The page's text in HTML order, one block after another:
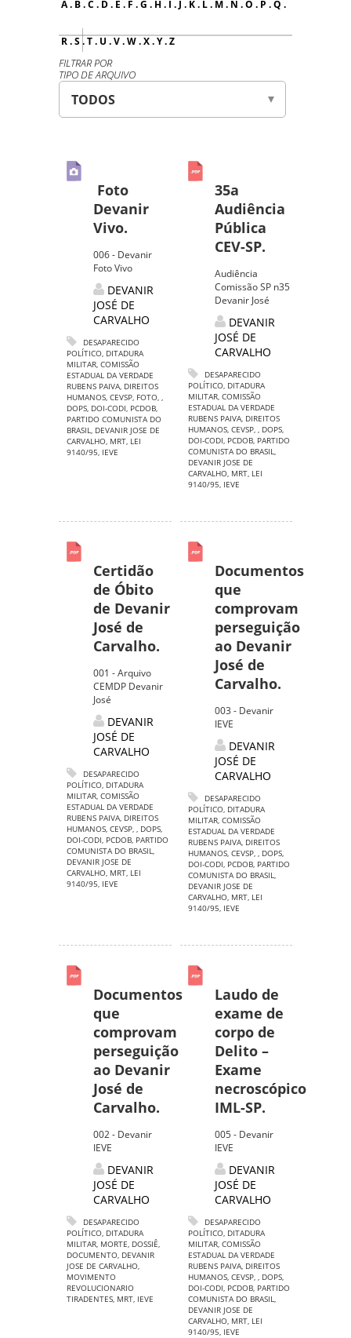
A. B.C . D. E . F .G . H. I . J . K. L. M. N .O . P .Q .
R.S .T. U .V.W.X.Y.Z
FILTRAR POR
TIPO DE ARQUIVO
Foto
Devanir
Vivo.
006 - Devanir
Foto Vivo
DEVANIR
JOSÉ DE
CARVALHO
DESAPARECIDO
POLÍTICO, DITADURA
MILITAR, COMISSÃO
ESTADUAL DA VERDADE
RUBENS PAIVA, DIREITOS
HUMANOS, CEVSP, FOTO, ,
DOPS, DOI-CODI, PCDOB,
PARTIDO COMUNISTA DO
BRASIL, DEVANIR JOSE DE
CARVALHO, MRT, LEI
9140/95, IEVE
35a
Audiência
Pública
CEV-SP.
Audiência
Comissão SP n35
Devanir José
DEVANIR
JOSÉ DE
CARVALHO
DESAPARECIDO
POLÍTICO, DITADURA
MILITAR, COMISSÃO
ESTADUAL DA VERDADE
RUBENS PAIVA, DIREITOS
HUMANOS, CEVSP, , DOPS,
DOI-CODI, PCDOB, PARTIDO
COMUNISTA DO BRASIL,
DEVANIR JOSE DE
CARVALHO, MRT, LEI
9140/95, IEVE
Certidão
de Óbito
de Devanir
José de
Carvalho.
001 - Arquivo
CEMDP Devanir
José
DEVANIR
JOSÉ DE
CARVALHO
DESAPARECIDO
POLÍTICO, DITADURA
MILITAR, COMISSÃO
ESTADUAL DA VERDADE
RUBENS PAIVA, DIREITOS
HUMANOS, CEVSP, , DOPS,
DOI-CODI, PCDOB, PARTIDO
COMUNISTA DO BRASIL,
DEVANIR JOSE DE
CARVALHO, MRT, LEI
9140/95, IEVE
Documentos
que
comprovam
perseguição
ao Devanir
José de
Carvalho.
003 - Devanir
IEVE
DEVANIR
JOSÉ DE
CARVALHO
DESAPARECIDO
POLÍTICO, DITADURA
MILITAR, COMISSÃO
ESTADUAL DA VERDADE
RUBENS PAIVA, DIREITOS
HUMANOS, CEVSP, , DOPS,
DOI-CODI, PCDOB, PARTIDO
COMUNISTA DO BRASIL,
DEVANIR JOSE DE
CARVALHO, MRT, LEI
9140/95, IEVE
Documentos
que
comprovam
perseguição
ao Devanir
José de
Carvalho.
002 - Devanir
IEVE
DEVANIR
JOSÉ DE
CARVALHO
DESAPARECIDO
POLÍTICO, DITADURA
MILITAR, MORTE, DOSSIÊ,
DOCUMENTO, DEVANIR
JOSE DE CARVALHO,
MOVIMENTO
REVOLUCIONARIO
TIRADENTES, MRT, IEVE
Laudo de
exame de
corpo de
Delito –
Exame
necroscópico
IML-SP.
005 - Devanir
IEVE
DEVANIR
JOSÉ DE
CARVALHO
DESAPARECIDO
POLÍTICO, DITADURA
MILITAR, COMISSÃO
ESTADUAL DA VERDADE
RUBENS PAIVA, DIREITOS
HUMANOS, CEVSP, , DOPS,
DOI-CODI, PCDOB, PARTIDO
COMUNISTA DO BRASIL,
DEVANIR JOSE DE
CARVALHO, MRT, LEI
9140/95, IEVE